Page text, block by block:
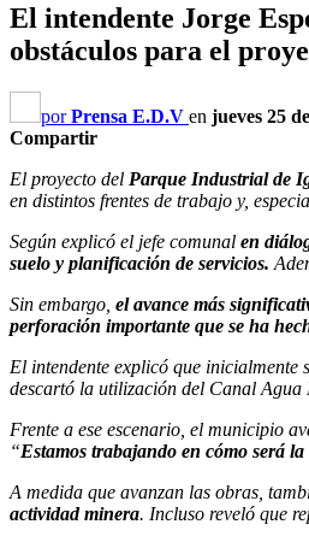
El intendente Jorge
obstáculos para el
porPrensa E.D.V en jueves 25
Compartir
El proyecto del Parque Industrialde
en distintos frentes de trabajo y,
Según explicó el jefe comunal en
suelo y planificación de servicios.
Sin embargo, el avance más
perforación importante que se ha
El intendente explicó que inicialmente
descartó la utilización del Canal Agua
Frente a ese escenario, el municipio
“Estamos trabajando en cómo será
A medida que avanzan las obras,
actividad minera. Incluso reveló que